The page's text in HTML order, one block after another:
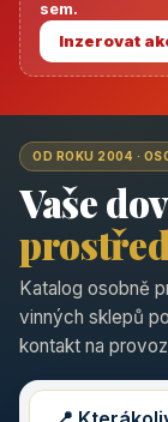
sem.
Inzerovat
OD ROKU 2004 ·
Vaše
Katalog osobně
vinných sklepů
kontakt na